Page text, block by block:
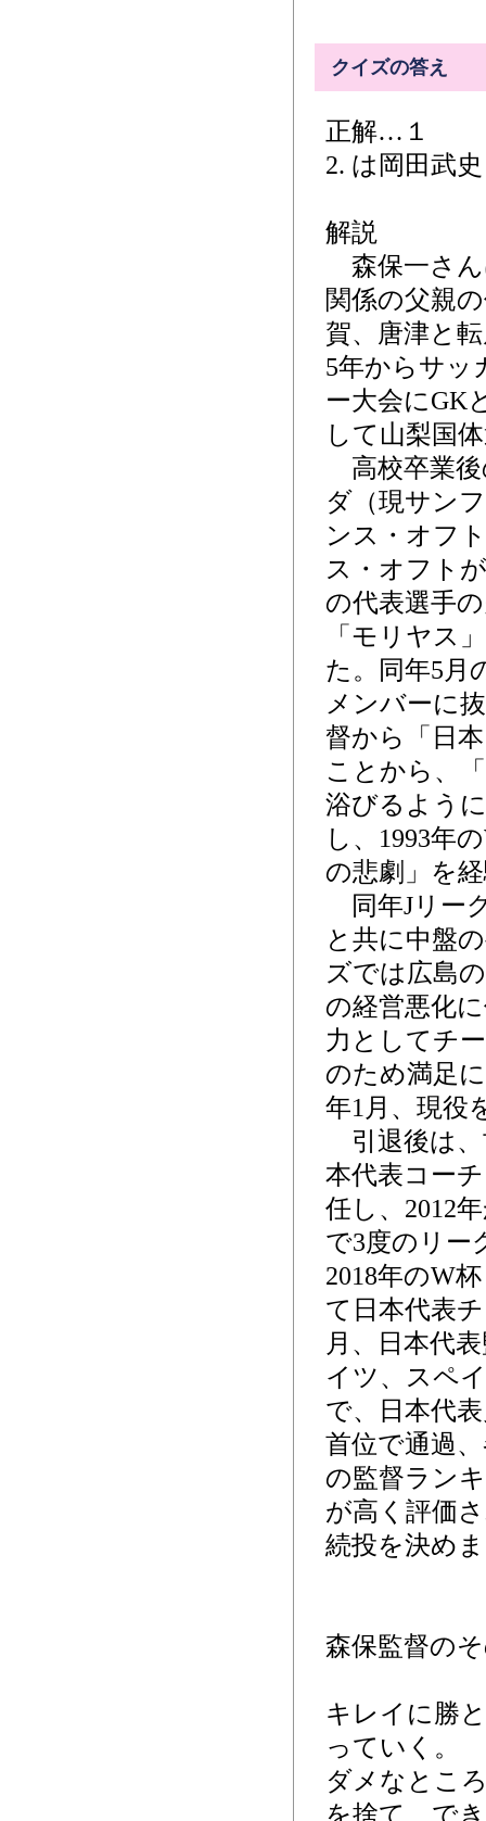
クイズの答え
正解…１
2. は岡田武
解説
森保一さん
関係の父親
賀、唐津と
5年からサッ
ー大会にGK
して山梨国
高校卒業後
ダ（現サン
ンス・オフ
ス・オフト
の代表選手
「モリヤス
た。同年5月
メンバーに
督から「日
ことから、
浴びるよう
し、1993年
の悲劇」を
同年Jリー
と共に中盤
ズでは広島
の経営悪化
力としてチ
のため満足
年1月、現役
引退後は、
本代表コー
任し、2012
で3度のリー
2018年のW
て日本代表
月、日本代
イツ、スペ
で、日本代
首位で通過
の監督ラン
が高く評価
続投を決め
森保監督の
キレイに勝
っていく。
ダメなとこ
を捨て、で